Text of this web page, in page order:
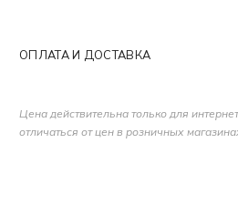
ОПЛАТА И ДОСТАВКА
Цена действительна только для
отличаться от цен в розничных